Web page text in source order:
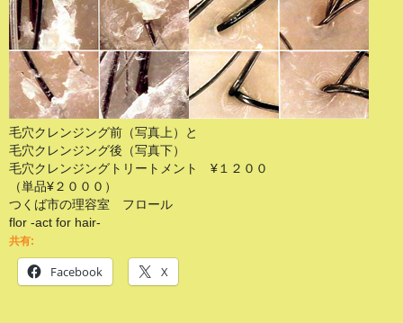
毛穴クレンジング前（写真上）と
毛穴クレンジング後（写真下）
毛穴クレンジングトリートメント ¥１２００
（単品¥２０００）
つくば市の理容室 フロール
flor -act for hair-
共有:
Facebook X